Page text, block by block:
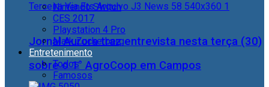
Jornal Aurora traz entrevista nesta terça (30)
sobre o 1° AgroCoop em Campos
Nintendo Switch
CES 2017
Playstation 4 Pro
Mark Zuckerberg
Entretenimento
Todos
Famosos